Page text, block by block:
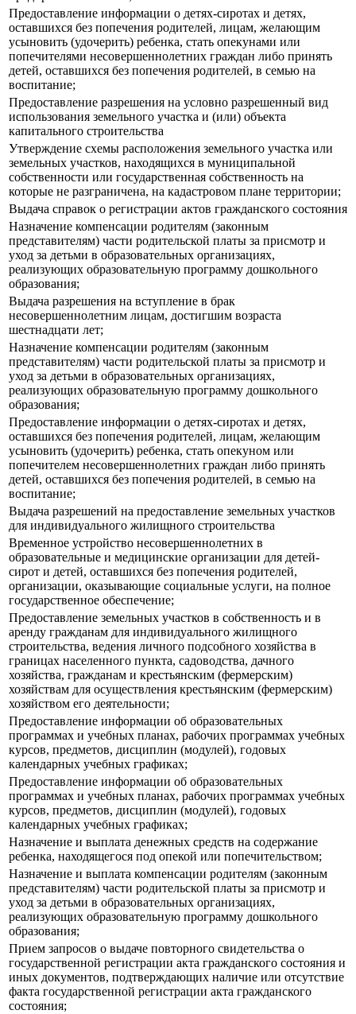
Предоставление информации о детях-сиротах и детях,
оставшихся без попечения родителей, лицам, желающим
усыновить (удочерить) ребенка, стать опекунами или
попечителями несовершеннолетних граждан либо принять
детей, оставшихся без попечения родителей, в семью на
воспитание;
Предоставление разрешения на условно разрешенный вид
использования земельного участка и (или) объекта
капитального строительства
Утверждение схемы расположения земельного участка или
земельных участков, находящихся в муниципальной
собственности или государственная собственность на
которые не разграничена, на кадастровом плане территории;
Выдача справок о регистрации актов гражданского состояния
Назначение компенсации родителям (законным
представителям) части родительской платы за присмотр и
уход за детьми в образовательных организациях,
реализующих образовательную программу дошкольного
образования;
Выдача разрешения на вступление в брак
несовершеннолетним лицам, достигшим возраста
шестнадцати лет;
Назначение компенсации родителям (законным
представителям) части родительской платы за присмотр и
уход за детьми в образовательных организациях,
реализующих образовательную программу дошкольного
образования;
Предоставление информации о детях-сиротах и детях,
оставшихся без попечения родителей, лицам, желающим
усыновить (удочерить) ребенка, стать опекуном или
попечителем несовершеннолетних граждан либо принять
детей, оставшихся без попечения родителей, в семью на
воспитание;
Выдача разрешений на предоставление земельных участков
для индивидуального жилищного строительства
Временное устройство несовершеннолетних в
образовательные и медицинские организации для детей-
сирот и детей, оставшихся без попечения родителей,
организации, оказывающие социальные услуги, на полное
государственное обеспечение;
Предоставление земельных участков в собственность и в
аренду гражданам для индивидуального жилищного
строительства, ведения личного подсобного хозяйства в
границах населенного пункта, садоводства, дачного
хозяйства, гражданам и крестьянским (фермерским)
хозяйствам для осуществления крестьянским (фермерским)
хозяйством его деятельности;
Предоставление информации об образовательных
программах и учебных планах, рабочих программах учебных
курсов, предметов, дисциплин (модулей), годовых
календарных учебных графиках;
Предоставление информации об образовательных
программах и учебных планах, рабочих программах учебных
курсов, предметов, дисциплин (модулей), годовых
календарных учебных графиках;
Назначение и выплата денежных средств на содержание
ребенка, находящегося под опекой или попечительством;
Назначение и выплата компенсации родителям (законным
представителям) части родительской платы за присмотр и
уход за детьми в образовательных организациях,
реализующих образовательную программу дошкольного
образования;
Прием запросов о выдаче повторного свидетельства о
государственной регистрации акта гражданского состояния и
иных документов, подтверждающих наличие или отсутствие
факта государственной регистрации акта гражданского
состояния;